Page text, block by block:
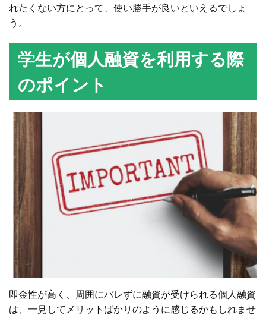
れたくない方にとって、使い勝手が良いといえるでしょ
う。
学生が個人融資を利用する際
のポイント
即金性が高く、周囲にバレずに融資が受けられる個人融資
は、一見してメリットばかりのように感じるかもしれませ